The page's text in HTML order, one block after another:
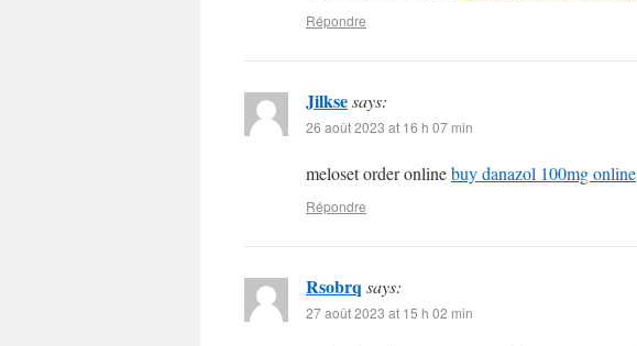
Répondre
Jilksesays:
26 août 2023 at 16 h 07 min
meloset order onlinebuy danazol 100mg online
Répondre
Rsobrq says:
27 août 2023 at 15 h 02 min